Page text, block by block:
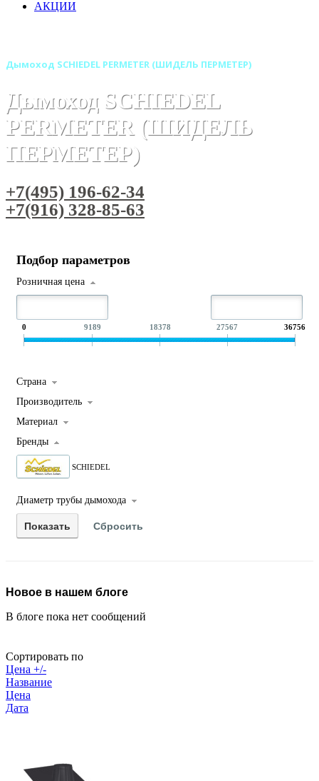
АКЦИИ
Дымоход SCHIEDEL PERMETER (ШИДЕЛЬ ПЕРМЕТЕР)
Дымоход SCHIEDEL
PERMETER (ШИДЕЛЬ
ПЕРМЕТЕР)
+7(495) 196-62-34
+7(916) 328-85-63
Подбор параметров
Розничная цена
0 9189 18378 27567 36756
Страна
Производитель
Материал
Бренды
SCHIEDEL
Диаметр трубы дымохода
Новое в нашем блоге
В блоге пока нет сообщений
Сортировать по
Цена +/-
Название
Цена
Дата